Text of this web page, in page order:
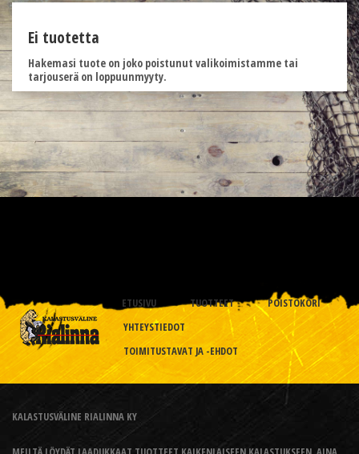
Ei tuotetta
Hakemasi tuote on joko poistunut valikoimistamme tai
tarjouserä on loppuunmyyty.
ETUSIVU TUOTTEET
POISTOKORI
YHTEYSTIEDOT
TOIMITUSTAVAT JA -EHDOT
KALASTUSVÄLINE RIALINNA KY